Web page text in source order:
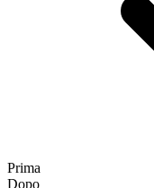
Prima
Dopo